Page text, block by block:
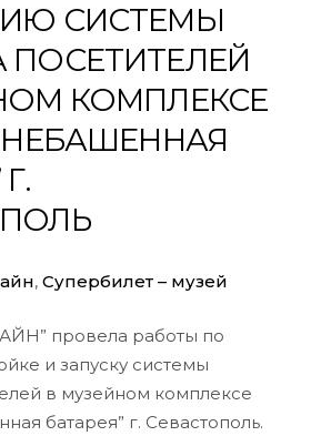
СИСТЕМЫ
ПОСЕТИТЕЛЕЙ
КОМПЛЕКСЕ
, Супербилет – музей
провела работы по
и запуску системы
в музейном комплексе
батарея” г. Севастополь.